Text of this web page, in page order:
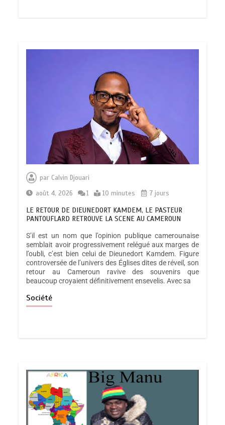
par Calvin Djouari
août 4, 2026
1 10 minutes 7 jours
LE RETOUR DE DIEUNEDORT KAMDEM, LE PASTEUR
PANTOUFLARD RETROUVE LA SCENE AU CAMEROUN
S’il est un nom que l’opinion publique camerounaise
semblait avoir progressivement relégué aux marges de
l’oubli, c’est bien celui de Dieunedort Kamdem. Figure
controversée de l’univers des Églises dites de réveil, son
retour au Cameroun ravive des souvenirs que
beaucoup croyaient définitivement ensevelis. Avec sa
Société